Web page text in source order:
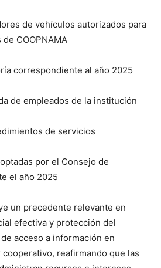
de vehículos autorizados para
COOPNAMA
correspondiente al año 2025
de empleados de la institución
de servicios
por el Consejo de
el año 2025
un precedente relevante en
efectiva y protección del
acceso a información en
reafirmando que las